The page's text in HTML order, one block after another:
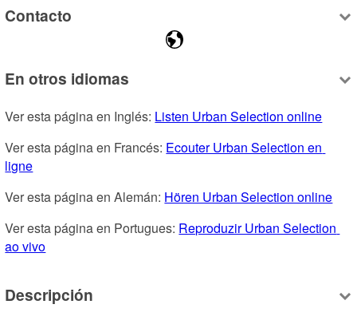
Contacto
En otros idiomas
Ver esta página en Inglés: Listen Urban Selection online
Ver esta página en Francés: Ecouter Urban Selection en
ligne
Ver esta página en Alemán: Hören Urban Selection online
Ver esta página en Portugues: Reproduzir Urban Selection
ao vivo
Descripción